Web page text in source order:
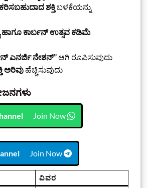
ಶಕ್ತಿಬಳಕೆಯನ್ನು
ಹಾಗೂ ಕಾರ್ಬನ್ ಉತ್ಸವ ಕಡಿಮೆ
ಎನರ್ಜಿ ನೇಶನ್”ಆಗಿ ರೂಪಿಸುವುದು
ಅರಿವು ಹೆಚ್ಚಿಸುವುದು
Join Now
Join Now
ವಿವರ